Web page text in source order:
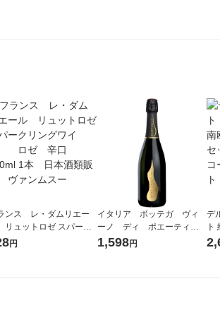
ンス レ・ダムリエー
ュットロゼ スパーク
グワイン ロゼ 辛
円
イタリア ボッテガ ヴィ
ーノ ディ ポエーティ
プロセッコ スパークリング
1,598円
デ
ト
熟